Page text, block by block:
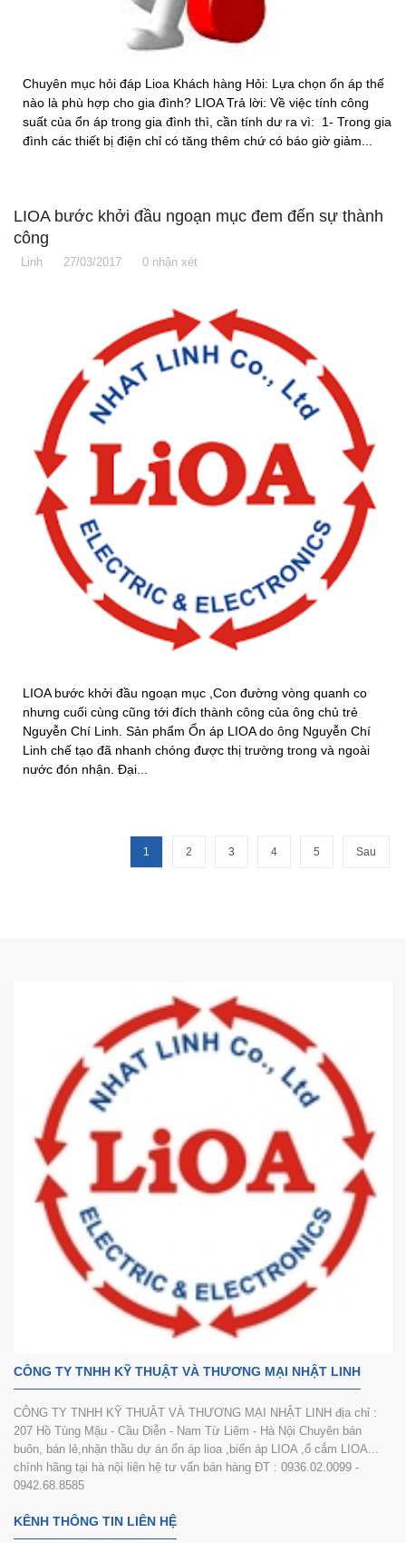
Chuyên mục hỏi đáp Lioa Khách hàng Hỏi: Lựa chọn ổn áp thế
nào là phù hợp cho gia đình? LIOA Trả lời: Về việc tính công
suất của ổn áp trong gia đình thì, cần tính dư ra vì: 1- Trong gia
đình các thiết bị điện chỉ có tăng thêm chứ có báo giờ giảm...
LIOA bước khởi đầu ngoạn mục đem đến sự thành
công
Linh 27/03/2017 0 nhận xét
LIOA bước khởi đầu ngoạn mục ,Con đường vòng quanh co
nhưng cuối cùng cũng tới đích thành công của ông chủ trẻ
Nguyễn Chí Linh. Sản phẩm Ổn áp LIOA do ông Nguyễn Chí
Linh chế tạo đã nhanh chóng được thị trường trong và ngoài
nước đón nhận. Đại...
1 2 3 4 5 Sau
CÔNG TY TNHH KỸ THUẬT VÀ THƯƠNG MẠI NHẬT LINH
CÔNG TY TNHH KỸ THUẬT VÀ THƯƠNG MẠI NHẬT LINH địa chỉ :
207 Hồ Tùng Mậu - Cầu Diễn - Nam Từ Liêm - Hà Nội Chuyên bán
buôn, bán lẻ,nhận thầu dự án ổn áp lioa ,biến áp LIOA ,ổ cắm LIOA...
chính hãng tại hà nội liên hệ tư vấn bán hàng ĐT : 0936.02.0099 -
0942.68.8585
KÊNH THÔNG TIN LIÊN HỆ